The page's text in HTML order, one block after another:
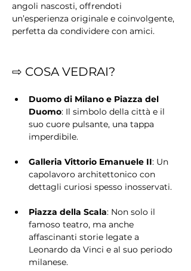
angoli nascosti, offrendoti
un’esperienza originale e coinvolgente,
perfetta da condividere con amici.
⇨ COSA VEDRAI?
Duomo di Milano e Piazza del
Duomo: Il simbolo della città e il
suo cuore pulsante, una tappa
imperdibile.
Galleria Vittorio Emanuele II: Un
capolavoro architettonico con
dettagli curiosi spesso inosservati.
Piazza della Scala: Non solo il
famoso teatro, ma anche
affascinanti storie legate a
Leonardo da Vinci e al suo periodo
milanese.